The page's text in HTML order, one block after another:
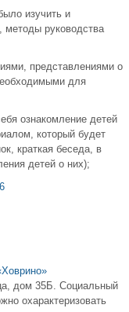
изучить и
методы руководства
представлениями о
для
ознакомление детей
который будет
краткая беседа, в
детей о них);
6
дом 35Б. Социальный
охарактеризовать